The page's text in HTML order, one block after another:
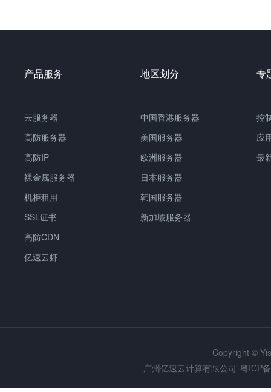
产品服务
云服务器
高防服务器
高防IP
裸金属服务器
机柜租用
SSL证书
高防CDN
亿速云虾
地区划分
中国香港服务器
美国服务器
欧洲服务器
日本服务器
韩国服务器
新加坡服务器
专
控
应
最
Copyright ©
广州亿速云计算有限公司 粤ICP